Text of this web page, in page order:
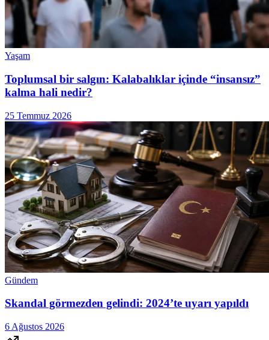
Yaşam
Toplumsal bir salgın: Kalabalıklar içinde “insansız”
kalma hali nedir?
25 Temmuz 2026
Gündem
Skandal görmezden gelindi: 2024’te uyarı yapıldı
6 Ağustos 2026